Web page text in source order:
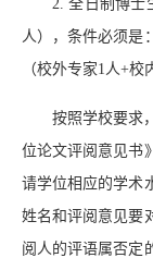
2. 全日制博士
人），条件必须是
（校外专家1人+
按照学校要求
位论文评阅意见书
请学位相应的学术
姓名和评阅意见要
阅人的评语属否定